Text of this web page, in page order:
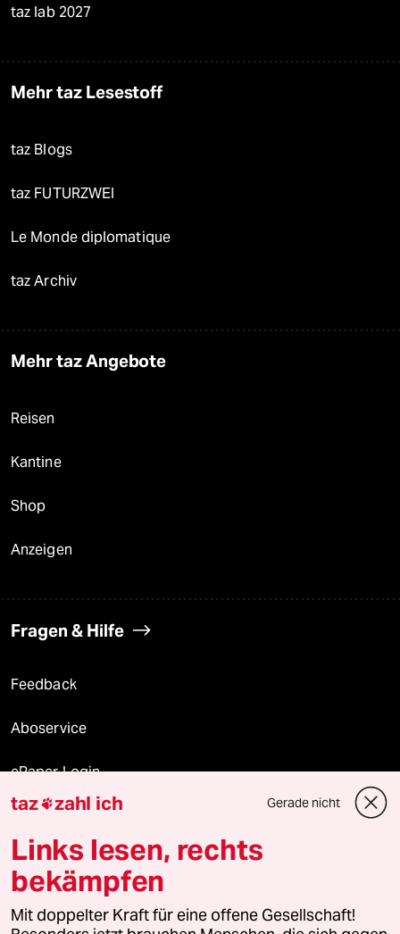
taz lab 2027
Mehr taz Lesestoff
taz Blogs
taz FUTURZWEI
Le Monde diplomatique
taz Archiv
Mehr taz Angebote
Reisen
Kantine
Shop
Anzeigen
Fragen & Hilfe
Feedback
Aboservice
ePaper Login
Downloads für Abonnierende
© 2026 taz Verlags und Vertriebs GmbH
Alle Rechte vorbehalten. Bei rechtlichen Fragen oder für Genehmigungen
wenden Sie sich bitte an
lizenzen@taz.de
taz zahl ich Gerade nicht
Links lesen, rechts
bekämpfen
Mit doppelter Kraft für eine offene Gesellschaft!